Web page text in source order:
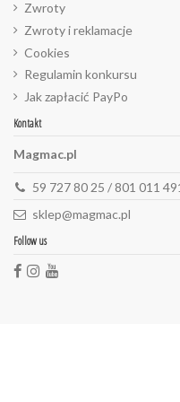
Zwroty
Zwroty i reklamacje
Cookies
Regulamin konkursu
Jak zapłacić PayPo
Kontakt
Magmac.pl
59 727 80 25 / 801 011
sklep@magmac.pl
Follow us